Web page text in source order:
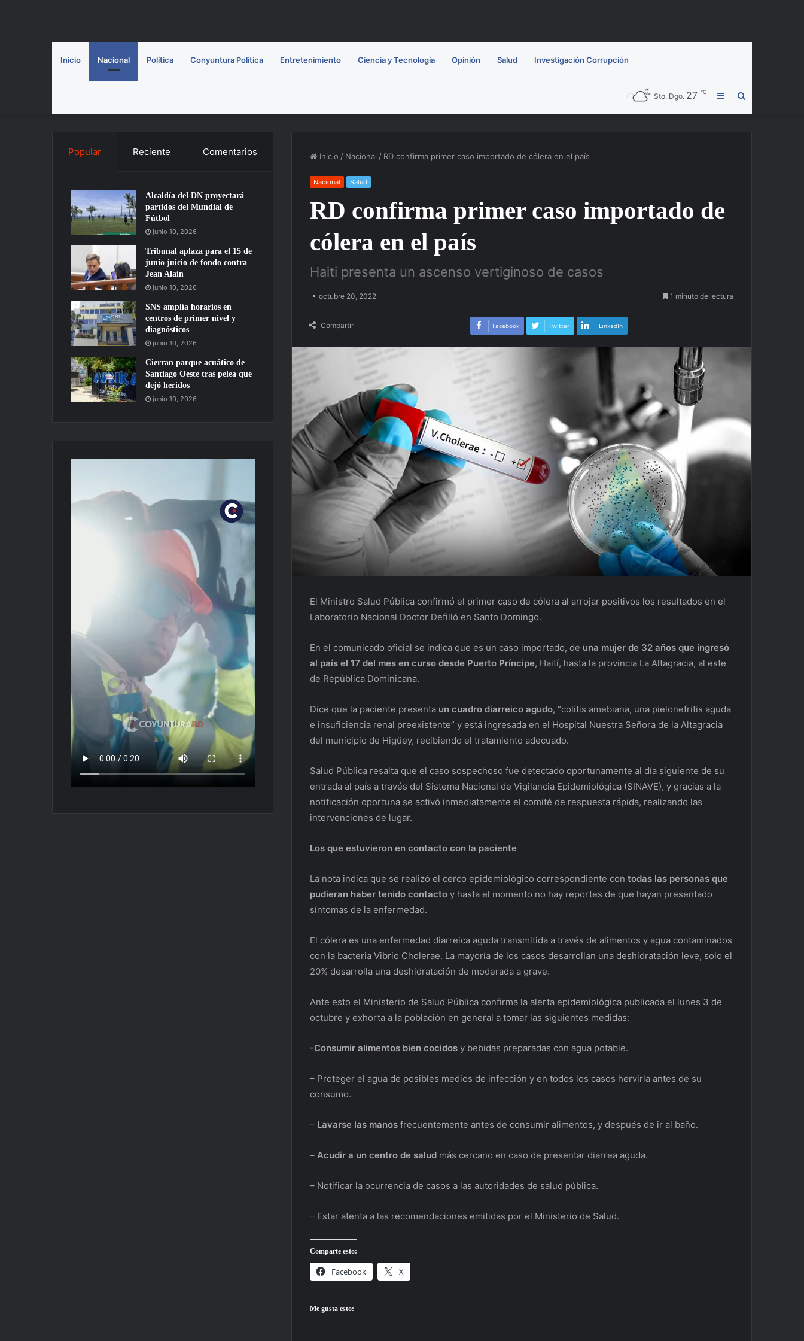
Inicio Nacional Política Conyuntura Política Entretenimiento Ciencia y Tecnología Opinión Salud Investigación Corrupción
Barra
Sto. Dgo. 27 ℃
Inicio / Nacional / RD confirma primer caso importado de cólera en el país
Nacional Salud
RD confirma primer caso importado de
cólera en el país
Haiti presenta un ascenso vertiginoso de casos
octubre 20, 2022 1 minuto de lectura
Compartir Facebook Twitter LinkedIn
El Ministro Salud Pública confirmó el primer caso de cólera al arrojar positivos los resultados en el
Laboratorio Nacional Doctor Defilló en Santo Domingo.
En el comunicado oficial se indica que es un caso importado, de una mujer de 32 años que ingresó
al país el 17 del mes en curso desde Puerto Príncipe, Haití, hasta la provincia La Altagracia, al este
de República Dominicana.
Dice que la paciente presenta un cuadro diarreico agudo, “colitis amebiana, una pielonefritis aguda
e insuficiencia renal preexistente” y está ingresada en el Hospital Nuestra Señora de la Altagracia
del municipio de Higüey, recibiendo el tratamiento adecuado.
Salud Pública resalta que el caso sospechoso fue detectado oportunamente al día siguiente de su
entrada al país a través del Sistema Nacional de Vigilancia Epidemiológica (SINAVE), y gracias a la
notificación oportuna se activó inmediatamente el comité de respuesta rápida, realizando las
intervenciones de lugar.
Los que estuvieron en contacto con la paciente
La nota indica que se realizó el cerco epidemiológico correspondiente con todas las personas que
pudieran haber tenido contacto y hasta el momento no hay reportes de que hayan presentado
síntomas de la enfermedad.
El cólera es una enfermedad diarreica aguda transmitida a través de alimentos y agua contaminados
con la bacteria Vibrio Cholerae. La mayoría de los casos desarrollan una deshidratación leve, solo el
20% desarrolla una deshidratación de moderada a grave.
Ante esto el Ministerio de Salud Pública confirma la alerta epidemiológica publicada el lunes 3 de
octubre y exhorta a la población en general a tomar las siguientes medidas:
-Consumir alimentos bien cocidos y bebidas preparadas con agua potable.
– Proteger el agua de posibles medios de infección y en todos los casos hervirla antes de su
consumo.
– Lavarse las manos frecuentemente antes de consumir alimentos, y después de ir al baño.
– Acudir a un centro de salud más cercano en caso de presentar diarrea aguda.
– Notificar la ocurrencia de casos a las autoridades de salud pública.
– Estar atenta a las recomendaciones emitidas por el Ministerio de Salud.
Comparte esto:
Facebook X
Me gusta esto:
Popular Reciente Comentarios
Alcaldía del DN proyectará
partidos del Mundial de
Fútbol
junio 10, 2026
Tribunal aplaza para el 15 de
junio juicio de fondo contra
Jean Alain
junio 10, 2026
SNS amplía horarios en
centros de primer nivel y
diagnósticos
junio 10, 2026
Cierran parque acuático de
Santiago Oeste tras pelea que
dejó heridos
junio 10, 2026